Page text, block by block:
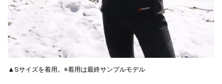
▲Sサイズを着用。※着用は最終サンプルモデル